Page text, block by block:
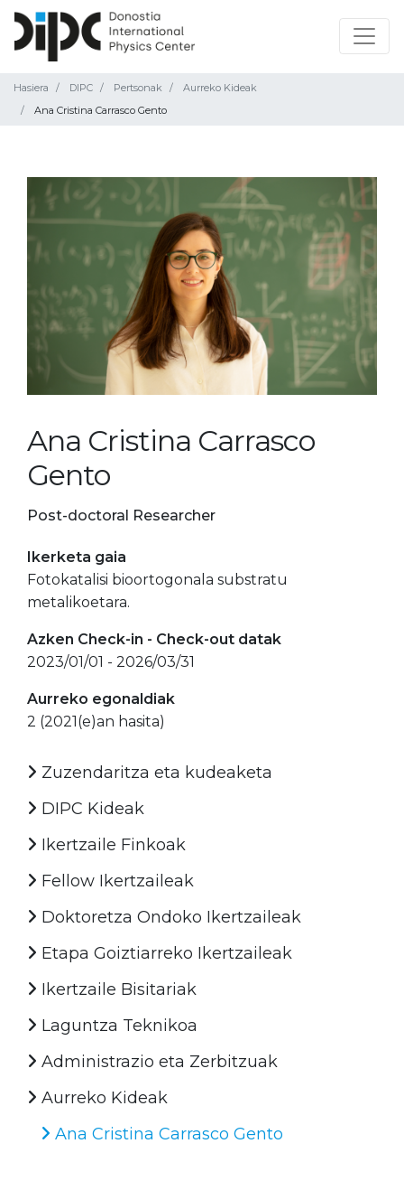
Hasiera DIPC Pertsonak
Aurreko Kideak
Ana Cristina Carrasco Gento
Ana Cristina Carrasco
Gento
Post-doctoral Researcher
Ikerketa gaia
Fotokatalisi bioortogonala substratu
metalikoetara.
Azken Check-in - Check-out datak
2023/01/01 - 2026/03/31
Aurreko egonaldiak
2 (2021(e)an hasita)
Zuzendaritza eta kudeaketa
DIPC Kideak
Ikertzaile Finkoak
Fellow Ikertzaileak
Doktoretza Ondoko Ikertzaileak
Etapa Goiztiarreko Ikertzaileak
Ikertzaile Bisitariak
Laguntza Teknikoa
Administrazio eta Zerbitzuak
Aurreko Kideak
Ana Cristina Carrasco Gento